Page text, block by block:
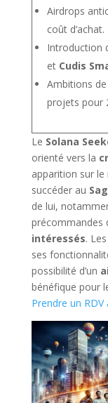
Airdrops
coût d’achat.
Introduction
et Cudis
Ambitions de
projets pour
Le Solana
orienté vers la
apparition sur
succéder au
de lui,
précommandes
intéressés.
ses
possibilité d’un
bénéfique pour
Prendre un